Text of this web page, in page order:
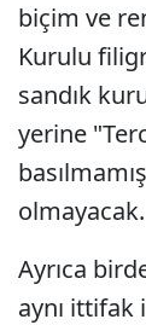
biçim ve
Kurulu
sandık
yerine
olmayacak.
Ayrıca
aynı ittifak